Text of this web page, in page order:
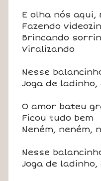
E olha nós aqui,
Fazendo
Brincando
Viralizando
Nesse
Joga de
O amor bateu
Ficou tudo bem
Neném, neném,
Nesse
Joga de